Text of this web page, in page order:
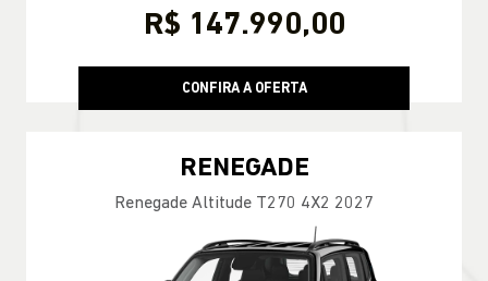
R$ 147.990,00
CONFIRA A OFERTA
RENEGADE
Renegade Altitude T270 4X2 2027